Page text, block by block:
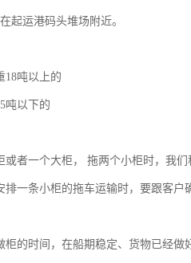
起运港码头堆场附近。
吨以上的
吨以下的
或者一个大柜， 拖两个小柜时，我
一条小柜的拖车运输时，要跟客
柜的时间，在船期稳定、货物已经